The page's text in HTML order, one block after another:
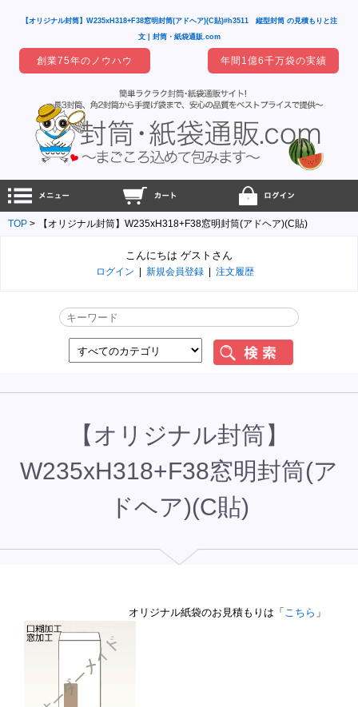
【オリジナル封筒】W235xH318+F38窓明封筒(アドヘア)(C貼)#h3511 縦型封筒 の見積もりと注
文 | 封筒・紙袋通販.com
創業75年のノウハウ 年間1億6千万袋の実績
TOP 【オリジナル封筒】W235xH318+F38窓明封筒(アドヘア)(C貼)
こんにちは ゲストさん
ログイン 新規会員登録 注文履歴
【オリジナル封筒】
W235xH318+F38窓明封筒(ア
ドヘア)(C貼)
オリジナル紙袋のお見積もりは「 こちら 」